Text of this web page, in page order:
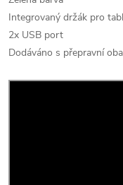
Integrovaný držák pro
2x USB port
Dodáváno s přepravní